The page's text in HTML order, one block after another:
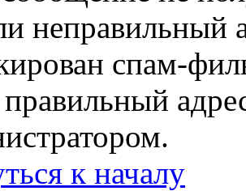
неправильный
спам-
к началу